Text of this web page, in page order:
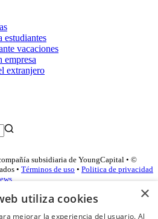
estudiantes
vacaciones
empresa
extranjero
subsidiaria de YoungCapital • ©
• Términos de uso • Politica de privacidad
×
utiliza cookies
mejorar la experiencia del usuario. Al